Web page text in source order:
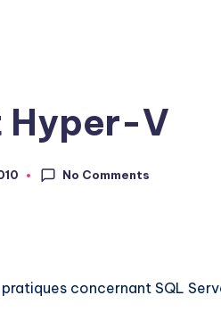
Hyper-V
No Comments
concernant SQL